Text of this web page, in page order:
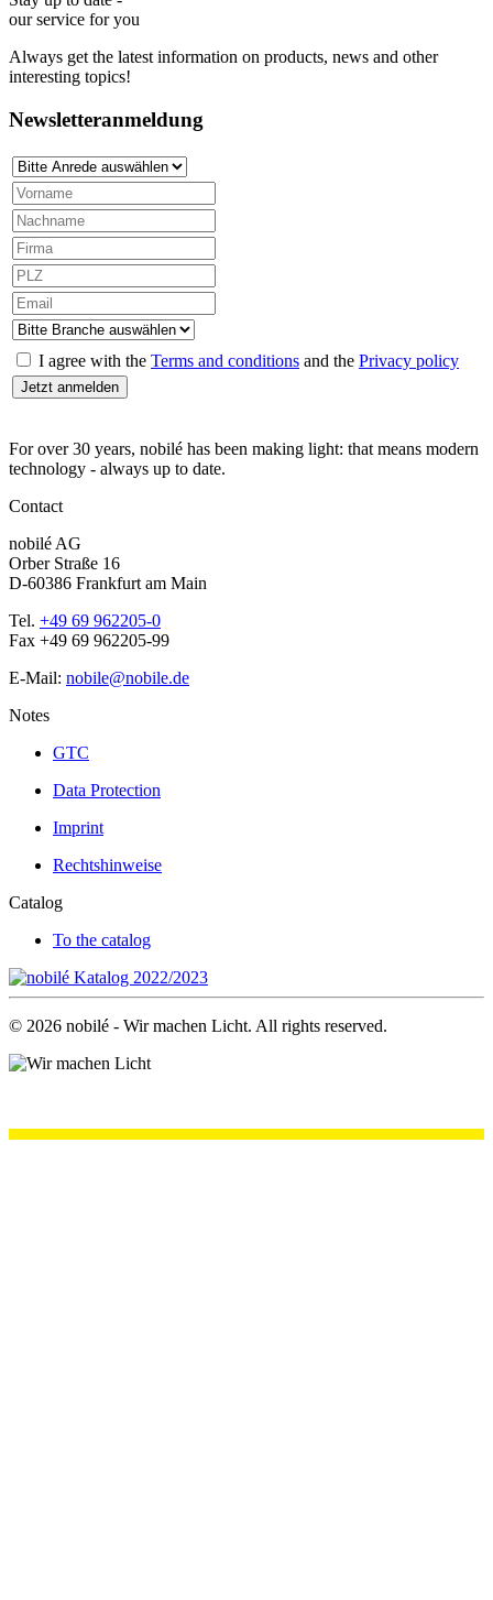
our service for you
Always get the latest information on products, news and other
interesting topics!
Newsletteranmeldung
I agree with the Terms and conditions and the Privacy policy
For over 30 years, nobilé has been making light: that means modern
technology - always up to date.
Contact
nobilé AG
Orber Straße 16
D-60386 Frankfurt am Main
Tel. +49 69 962205-0
Fax +49 69 962205-99
E-Mail: nobile@nobile.de
Notes
GTC
Data Protection
Imprint
Rechtshinweise
Catalog
To the catalog
© 2026 nobilé - Wir machen Licht. All rights reserved.